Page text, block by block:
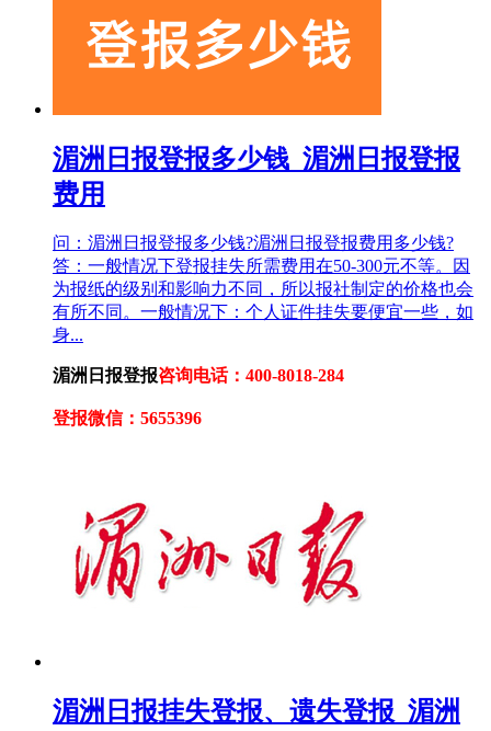
湄洲日报登报多少钱_湄洲日报登报
费用
问：湄洲日报登报多少钱?湄洲日报登报费用多少钱?
答：一般情况下登报挂失所需费用在50-300元不等。因
为报纸的级别和影响力不同，所以报社制定的价格也会
有所不同。一般情况下：个人证件挂失要便宜一些，如
身...
湄洲日报登报咨询电话：400-8018-284
登报微信：5655396
湄洲日报挂失登报、遗失登报_湄洲